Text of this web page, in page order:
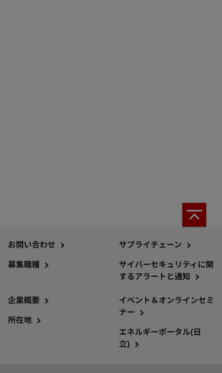
お問い合わせ
募集職種
サプライチェーン
サイバーセキュリティに関
するアラートと通知
企業概要
所在地
イベント＆オンラインセミ
ナー
エネルギーポータル(日
立)